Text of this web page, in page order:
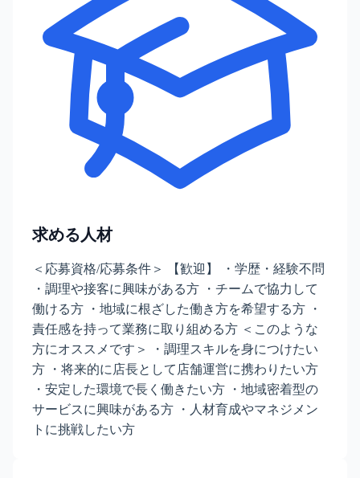
求める人材
＜応募資格/応募条件＞ 【歓迎】 ・学歴・経験不問
・調理や接客に興味がある方 ・チームで協力して
働ける方 ・地域に根ざした働き方を希望する方 ・
責任感を持って業務に取り組める方 ＜このような
方にオススメです＞ ・調理スキルを身につけたい
方 ・将来的に店長として店舗運営に携わりたい方
・安定した環境で長く働きたい方 ・地域密着型の
サービスに興味がある方 ・人材育成やマネジメン
トに挑戦したい方